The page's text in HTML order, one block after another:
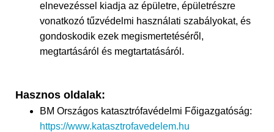
elnevezéssel kiadja az épületre, épületrészre
vonatkozó tűzvédelmi használati szabályokat, és
gondoskodik ezek megismertetéséről,
megtartásáról és megtartatásáról.
Hasznos oldalak:
BM Országos katasztrófavédelmi Főigazgatóság:
https://www.katasztrofavedelem.hu